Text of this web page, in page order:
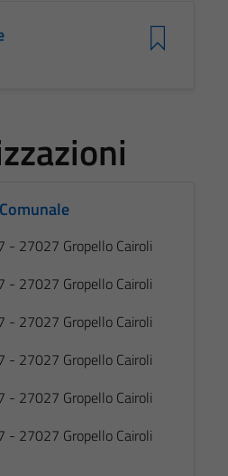
- 27027 Gropello Cairoli
- 27027 Gropello Cairoli
- 27027 Gropello Cairoli
- 27027 Gropello Cairoli
- 27027 Gropello Cairoli
- 27027 Gropello Cairoli